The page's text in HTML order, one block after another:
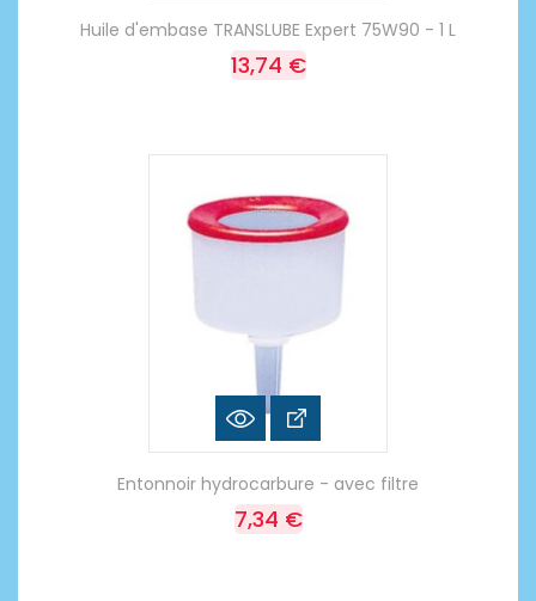
Huile d'embase TRANSLUBE Expert 75W90 - 1 L
13,74 €
Entonnoir hydrocarbure - avec filtre
7,34 €